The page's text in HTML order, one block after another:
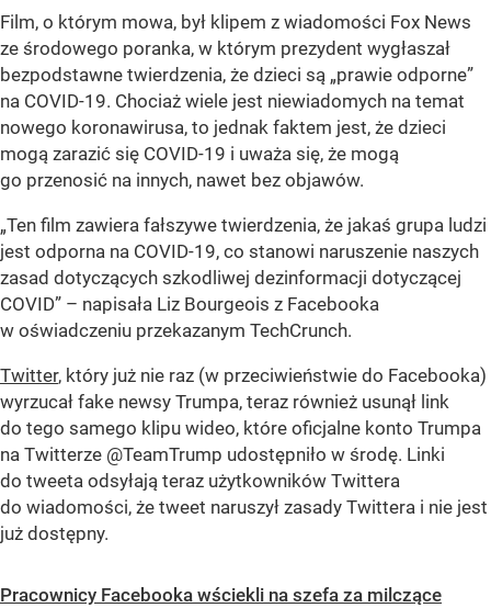
Film, o którym mowa, był klipem z wiadomości Fox News
ze środowego poranka, w którym prezydent wygłaszał
bezpodstawne twierdzenia, że dzieci są „prawie odporne”
na COVID-19. Chociaż wiele jest niewiadomych na temat
nowego koronawirusa, to jednak faktem jest, że dzieci
mogą zarazić się COVID-19 i uważa się, że mogą
go przenosić na innych, nawet bez objawów.
„Ten film zawiera fałszywe twierdzenia, że jakaś grupa ludzi
jest odporna na COVID-19, co stanowi naruszenie naszych
zasad dotyczących szkodliwej dezinformacji dotyczącej
COVID” – napisała Liz Bourgeois z Facebooka
w oświadczeniu przekazanym TechCrunch.
Twitter, który już nie raz (w przeciwieństwie do Facebooka)
wyrzucał fake newsy Trumpa, teraz również usunął link
do tego samego klipu wideo, które oficjalne konto Trumpa
na Twitterze @TeamTrump udostępniło w środę. Linki
do tweeta odsyłają teraz użytkowników Twittera
do wiadomości, że tweet naruszył zasady Twittera i nie jest
już dostępny.
Pracownicy Facebooka wściekli na szefa za milczące